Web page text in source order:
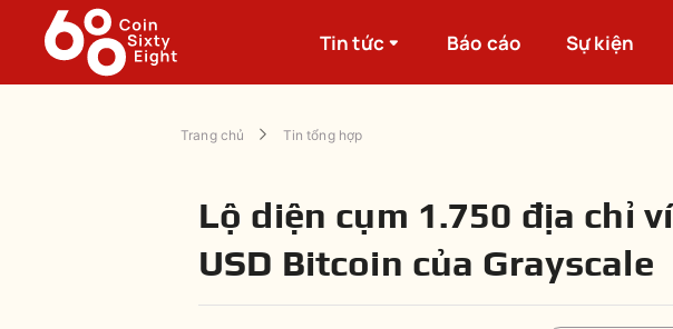
Tin tức Báo cáo Sự kiện
Trang chủ Tin tổng hợp
Lộ diện cụm 1.750 địa chỉ
USD Bitcoin của Grayscale